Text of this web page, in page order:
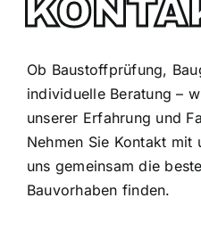
Ob Baustoffprüfung,
individuelle Beratung –
unserer Erfahrung und
Nehmen Sie Kontakt mit
uns gemeinsam die
Bauvorhaben finden.